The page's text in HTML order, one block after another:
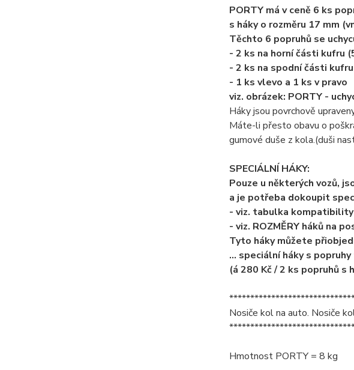
PORTY má v ceně 6 ks
s háky o rozměru 17 mm
Těchto 6 popruhů se
- 2 ks na horní části kufru
- 2 ks na spodní části
- 1 ks vlevo a 1 ks v pravo
viz. obrázek: PORTY -
Háky jsou povrchově
Máte-li přesto obavu o
gumové duše z kola.(duši
SPECIÁLNÍ HÁKY:
Pouze u některých vozů,
a je potřeba dokoupit
- viz. tabulka kompatibility
- viz. ROZMĚRY háků na
Tyto háky můžete
... speciální háky s
(á 280 Kč / 2 ks popruhů s
Nosiče kol na auto. Nosiče
Hmotnost PORTY = 8 kg